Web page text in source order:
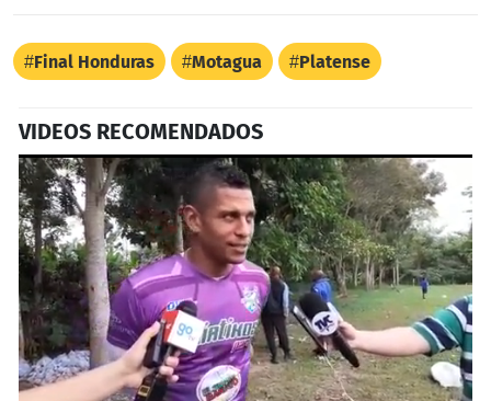
Final Honduras Motagua Platense
VIDEOS RECOMENDADOS